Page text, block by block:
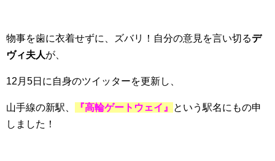
物事を歯に衣着せずに、ズバリ！自分の意見を言い切るデ
ヴィ夫人が、
12月5日に自身のツイッターを更新し、
山手線の新駅、 『高輪ゲートウェイ』
という駅名にもの申
しました！